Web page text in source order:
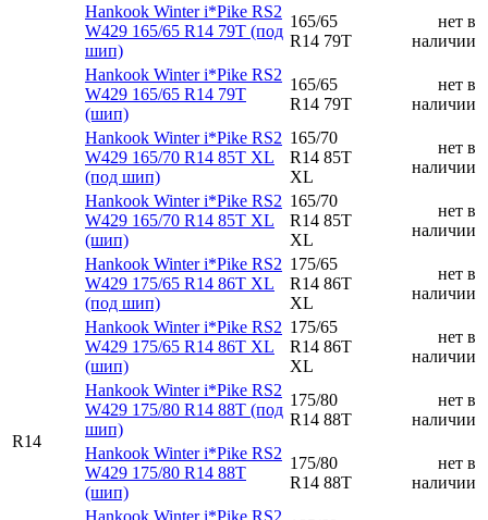
R14
Hankook Winter i*Pike RS2
W429 165/65 R14 79T (под
шип)
165/65
R14 79T
нет в
наличии
Hankook Winter i*Pike RS2
W429 165/65 R14 79T
(шип)
165/65
R14 79T
нет в
наличии
Hankook Winter i*Pike RS2
W429 165/70 R14 85T XL
(под шип)
165/70
R14 85T
XL
нет в
наличии
Hankook Winter i*Pike RS2
W429 165/70 R14 85T XL
(шип)
165/70
R14 85T
XL
нет в
наличии
Hankook Winter i*Pike RS2
W429 175/65 R14 86T XL
(под шип)
175/65
R14 86T
XL
нет в
наличии
Hankook Winter i*Pike RS2
W429 175/65 R14 86T XL
(шип)
175/65
R14 86T
XL
нет в
наличии
Hankook Winter i*Pike RS2
W429 175/80 R14 88T (под
шип)
175/80
R14 88T
нет в
наличии
Hankook Winter i*Pike RS2
W429 175/80 R14 88T
(шип)
175/80
R14 88T
нет в
наличии
Hankook Winter i*Pike RS2